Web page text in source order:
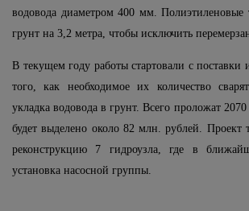
водовода диаметром 400 мм. Полиэтиленовые
грунт на 3,2 метра, чтобы исключить
В текущем году работы стартовали с поставки
того, как необходимое их количество
укладка водовода в грунт. Всего проложат
будет выделено около 82 млн. рублей. Проект
реконструкцию 7 гидроузла, где в
установка насосной группы.